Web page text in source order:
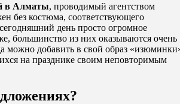
в Алматы, проводимый агентством
без костюма, соответствующего
день просто огромное
большинство из них оказываются очень
можно добавить в свой образ
на празднике своим неповторимым